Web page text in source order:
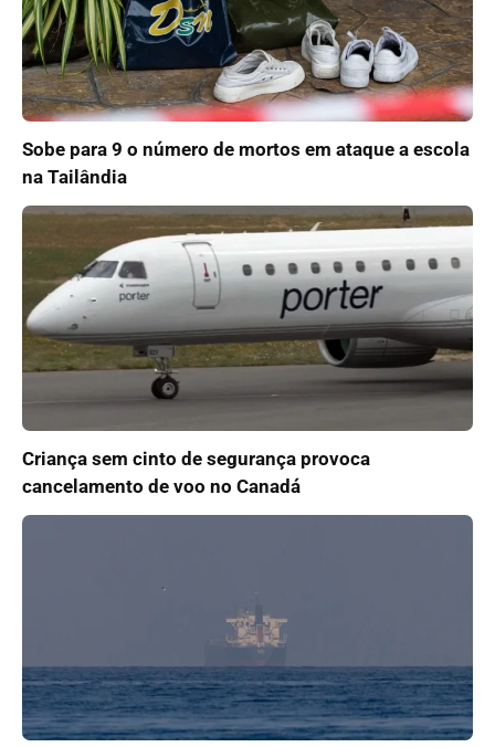
Sobe para 9 o número de mortos em ataque a escola
na Tailândia
Criança sem cinto de segurança provoca
cancelamento de voo no Canadá